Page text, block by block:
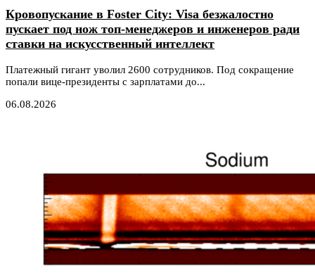
Кровопускание в Foster City: Visa безжалостно
пускает под нож топ-менеджеров и инженеров ради
ставки на искусственный интеллект
Платежный гигант уволил 2600 сотрудников. Под сокращение
попали вице-президенты с зарплатами до...
06.08.2026